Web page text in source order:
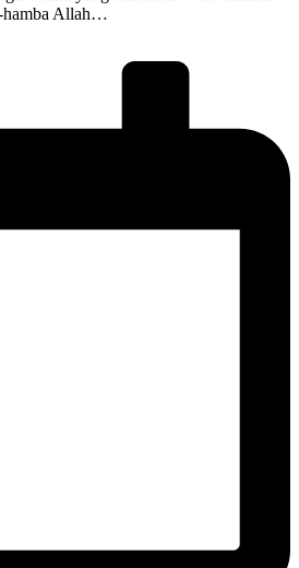
hamba Allah…